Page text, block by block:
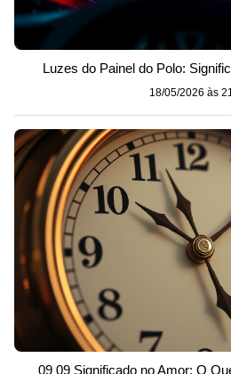
Luzes do Painel do Polo:
18/05/2026 às
09 09 Significado no Amor: O